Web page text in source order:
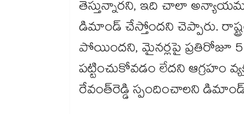
తెస్తున్నారని, ఇది చాలా
డిమాండ్ చేస్తోందని చెప్పారు.
పోయిందని, మైనర్లపై ప్రతిరోజూ 5
పట్టించుకోవడం లేదని ఆగ్రహం
రేవంత్​రెడ్డి స్పందించాలని